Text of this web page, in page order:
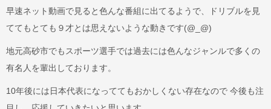
早速ネット動画で見ると色んな番組に出てるようで、ドリブルを見
ててもとても９才とは思えないような動きです(@_@)
地元高砂市でもスポーツ選手では過去には色んなジャンルで多くの
有名人を輩出しております。
10年後には日本代表になっててもおかしくない存在なので 今後も注